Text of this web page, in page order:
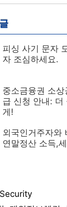
피싱 사기 문자
자 조심하세요.
중소금융권 소
급 신청 안내: 더
게!
외국인거주자와
연말정산 소득,
Security